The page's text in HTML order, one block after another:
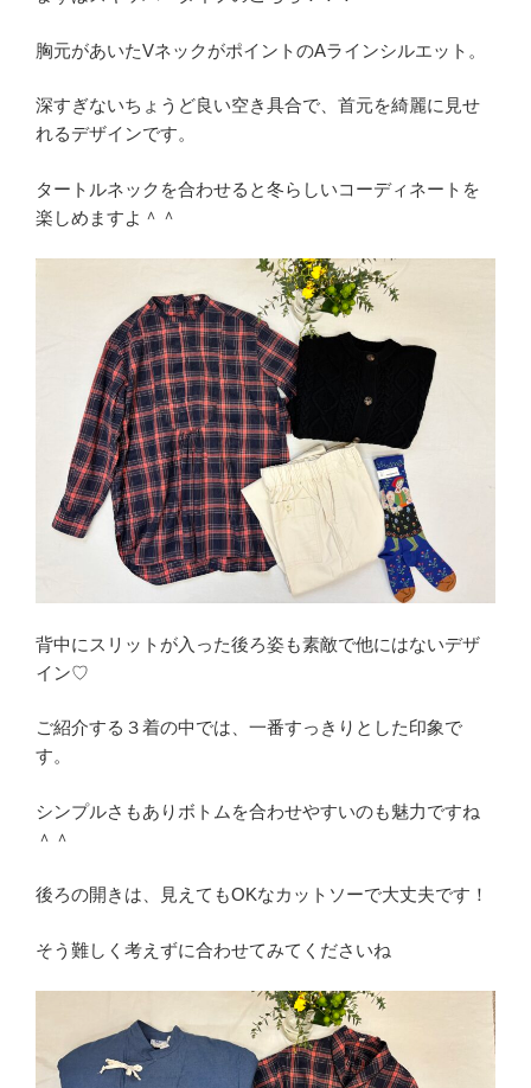
胸元があいたVネックがポイントのAラインシルエット。
深すぎないちょうど良い空き具合で、首元を綺麗に見せ
れるデザインです。
タートルネックを合わせると冬らしいコーディネートを
楽しめますよ＾＾
背中にスリットが入った後ろ姿も素敵で他にはないデザ
イン♡
ご紹介する３着の中では、一番すっきりとした印象で
す。
シンプルさもありボトムを合わせやすいのも魅力ですね
＾＾
後ろの開きは、見えてもOKなカットソーで大丈夫です！
そう難しく考えずに合わせてみてくださいね